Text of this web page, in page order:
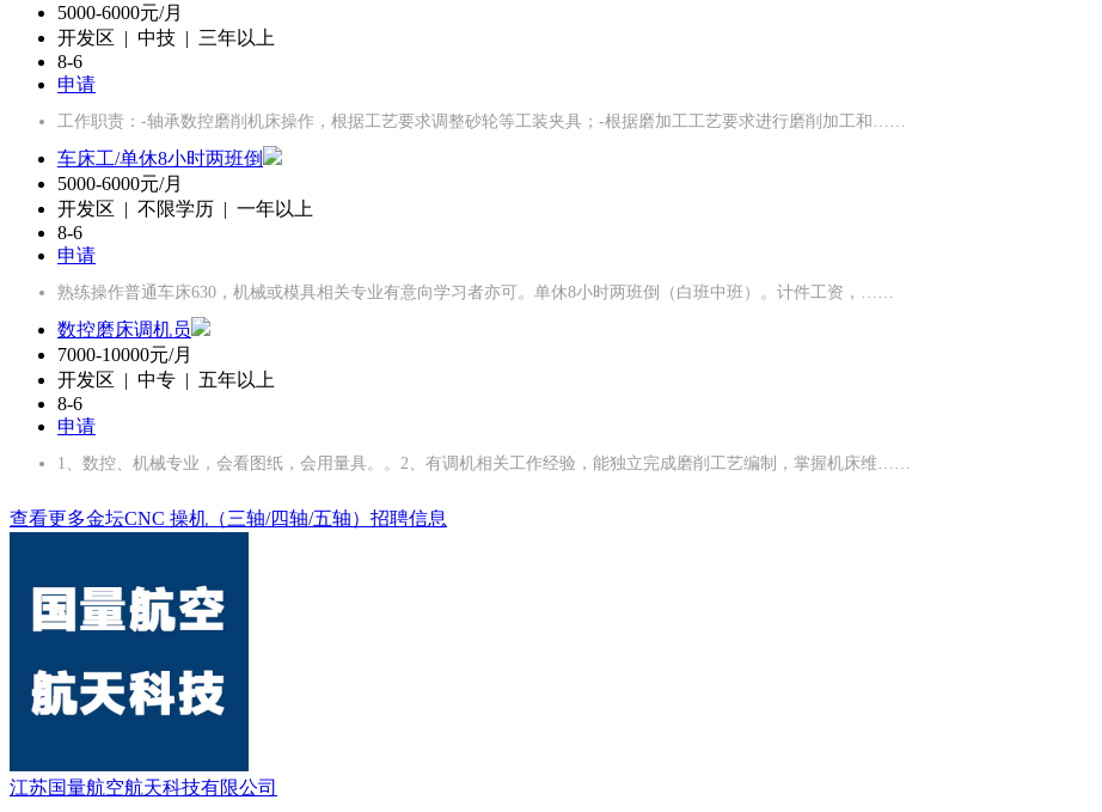
5000-6000元/月
开发区 | 中技 | 三年以上
8-6
申请
工作职责：-轴承数控磨削机床操作，根据工艺要求调整砂轮等工装夹具；-根据磨加工工艺要求进行磨削加工和……
车床工/单休8小时两班倒
5000-6000元/月
开发区 | 不限学历 | 一年以上
8-6
申请
熟练操作普通车床630，机械或模具相关专业有意向学习者亦可。单休8小时两班倒（白班中班）。计件工资，……
数控磨床调机员
7000-10000元/月
开发区 | 中专 | 五年以上
8-6
申请
1、数控、机械专业，会看图纸，会用量具。。2、有调机相关工作经验，能独立完成磨削工艺编制，掌握机床维……
查看更多金坛CNC 操机（三轴/四轴/五轴）招聘信息
江苏国量航空航天科技有限公司